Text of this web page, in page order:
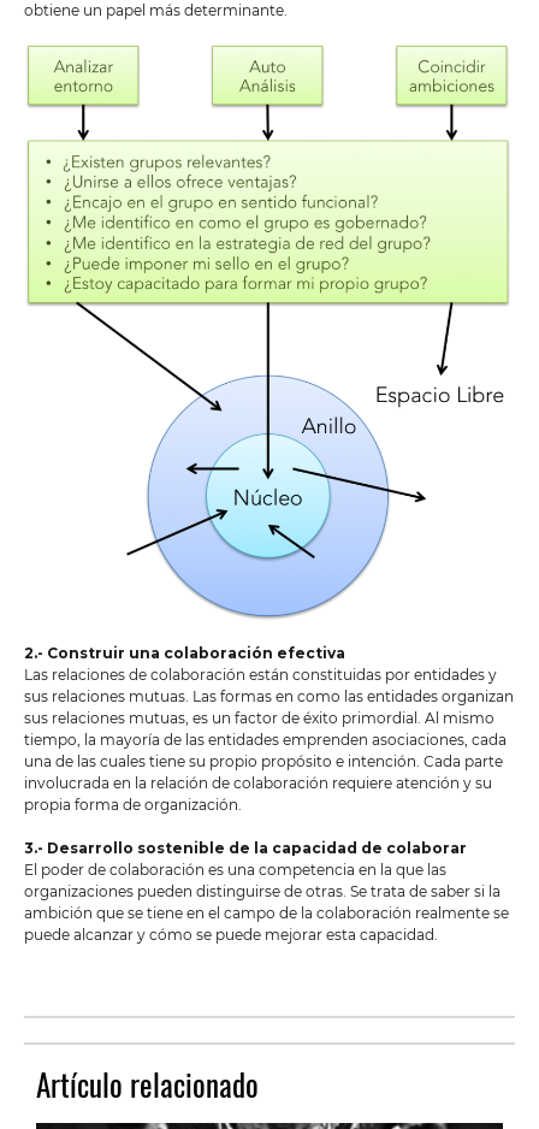
obtiene un papel más determinante.
​​2.- Construir una colaboración efectiva
Las relaciones de colaboración están constituidas por entidades y
sus relaciones mutuas. Las formas en como las entidades organizan
sus relaciones mutuas, es un factor de éxito primordial. Al mismo
tiempo, la mayoría de las entidades emprenden asociaciones, cada
una de las cuales tiene su propio propósito e intención. Cada parte
involucrada en la relación de colaboración requiere atención y su
propia forma de organización.
3.- Desarrollo sostenible de la capacidad de colaborar
El poder de colaboración es una competencia en la que las
organizaciones pueden distinguirse de otras. Se trata de saber si la
ambición que se tiene en el campo de la colaboración realmente se
puede alcanzar y cómo se puede mejorar esta capacidad.
Artículo relacionado